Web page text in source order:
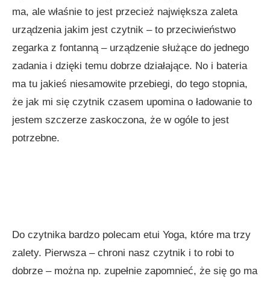
ma, ale właśnie to jest przecież największa zaleta
urządzenia jakim jest czytnik – to przeciwieństwo
zegarka z fontanną – urządzenie służące do jednego
zadania i dzięki temu dobrze działające. No i bateria
ma tu jakieś niesamowite przebiegi, do tego stopnia,
że jak mi się czytnik czasem upomina o ładowanie to
jestem szczerze zaskoczona, że w ogóle to jest
potrzebne.
Do czytnika bardzo polecam etui Yoga, które ma trzy
zalety. Pierwsza – chroni nasz czytnik i to robi to
dobrze – można np. zupełnie zapomnieć, że się go ma